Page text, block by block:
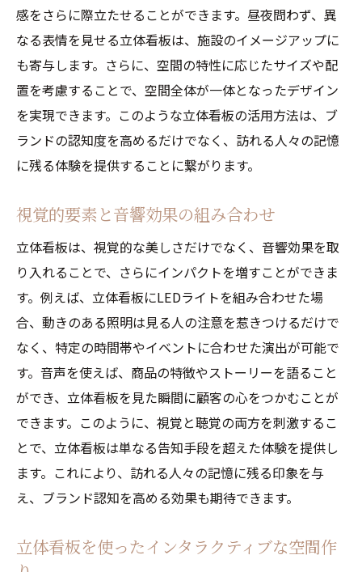
感をさらに際立たせることができます。昼夜問わず、異
なる表情を見せる立体看板は、施設のイメージアップに
も寄与します。さらに、空間の特性に応じたサイズや配
置を考慮することで、空間全体が一体となったデザイン
を実現できます。このような立体看板の活用方法は、ブ
ランドの認知度を高めるだけでなく、訪れる人々の記憶
に残る体験を提供することに繋がります。
視覚的要素と音響効果の組み合わせ
立体看板は、視覚的な美しさだけでなく、音響効果を取
り入れることで、さらにインパクトを増すことができま
す。例えば、立体看板にLEDライトを組み合わせた場
合、動きのある照明は見る人の注意を惹きつけるだけで
なく、特定の時間帯やイベントに合わせた演出が可能で
す。音声を使えば、商品の特徴やストーリーを語ること
ができ、立体看板を見た瞬間に顧客の心をつかむことが
できます。このように、視覚と聴覚の両方を刺激するこ
とで、立体看板は単なる告知手段を超えた体験を提供し
ます。これにより、訪れる人々の記憶に残る印象を与
え、ブランド認知を高める効果も期待できます。
立体看板を使ったインタラクティブな空間作